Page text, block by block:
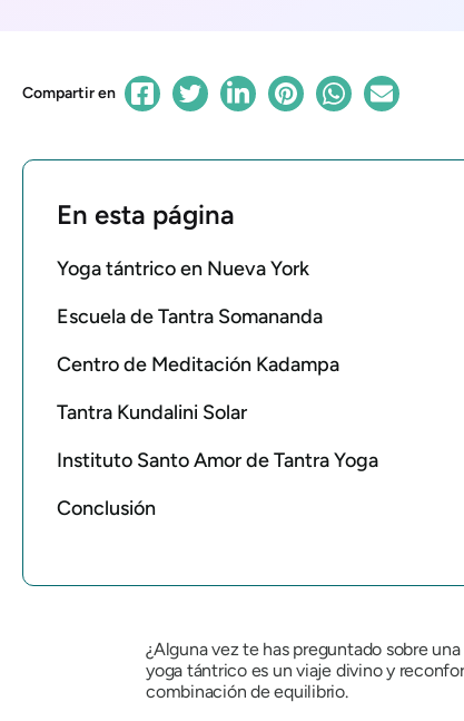
Compartir en
En esta página
Yoga tántrico en Nueva York
Escuela de Tantra Somananda
Centro de Meditación Kadampa
Tantra Kundalini Solar
Instituto Santo Amor de Tantra Yoga
Conclusión
¿Alguna vez te has preguntado sobre
yoga tántrico es un viaje divino y
combinación de equilibrio.